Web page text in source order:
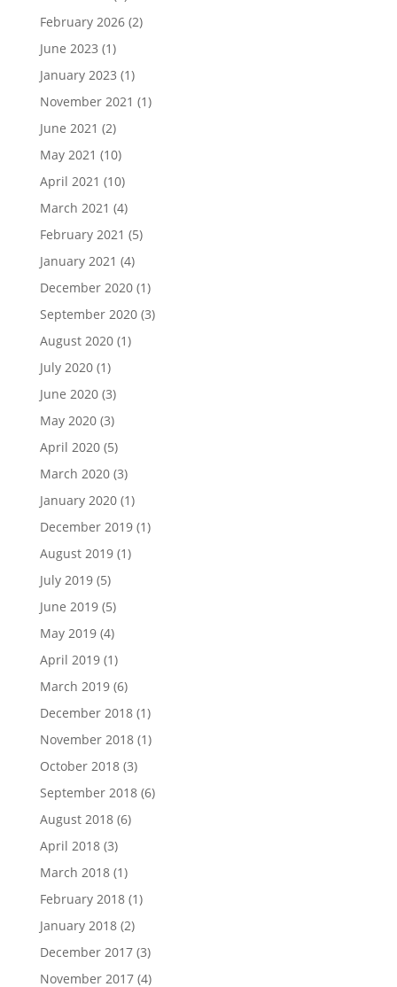
February 2026(2)
June 2023 (1)
January 2023 (1)
November 2021 (1)
June 2021 (2)
May 2021 (10)
April 2021 (10)
March 2021 (4)
February 2021 (5)
January 2021 (4)
December 2020(1)
September 2020(3)
August 2020(1)
July 2020(1)
June 2020(3)
May 2020(3)
April 2020(5)
March 2020(3)
January 2020(1)
December 2019(1)
August 2019(1)
July 2019(5)
June 2019(5)
May 2019(4)
April 2019(1)
March 2019(6)
December 2018(1)
November 2018(1)
October 2018(3)
September 2018(6)
August 2018(6)
April 2018(3)
March 2018(1)
February 2018(1)
January 2018(2)
December 2017(3)
November 2017(4)